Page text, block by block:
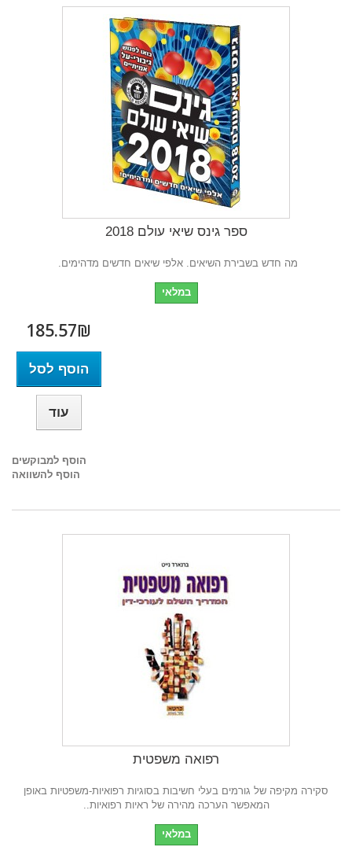
ספר גינס שיאי עולם 2018
מה חדש בשבירת השיאים. אלפי שיאים חדשים מדהימים.
במלאי
185.57₪‎
הוסף לסל
עוד
הוסף למבוקשים
הוסף להשוואה
רפואה משפטית
סקירה מקיפה של גורמים בעלי חשיבות בסוגיות רפואיות-משפטיות באופן
המאפשר הערכה מהירה של ראיות רפואיות..
במלאי